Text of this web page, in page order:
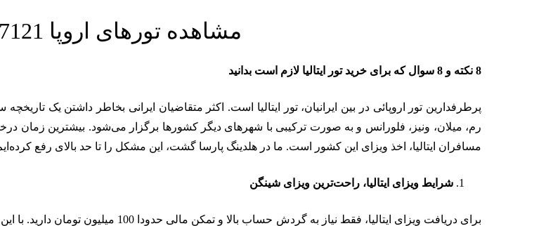
مشاهده تورهای اروپا 02188487121
8 نکته و 8 سوال که برای خرید تور ایتالیا لازم است بدانید
پرطرفدارین تور اروپائی در بین ایرانیان، تور ایتالیا است. اکثر متقاضیان ایرانی بخاطر داشتن یک
رم، میلان، ونیز، فلورانس و به صورت ترکیبی با شهر‌های دیگر کشور‌ها برگزار می‌شود. بیشترین زمان
مسافران ایتالیا، اخذ ویزای این کشور است. ما در هلدینگ پارسا گشت، این مشکل را تا حد بالای رفع
شرایط ویزای ایتالیا، راحت‌ترین ویزای شینگن
برای دریافت ویزای ایتالیا، فقط نیاز به